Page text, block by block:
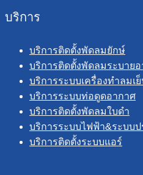
บริการ
บริการติดตั้งพัดลมยักษ์
บริการติดตั้งพัดลมระบายอ
บริการระบบเครื่องทำลมเ
บริการระบบท่อดูดอากาศ
บริการติดตั้งพัดลมใบดำ
บริการระบบไฟฟ้า&ระบบป
บริการติดตั้งระบบแอร์